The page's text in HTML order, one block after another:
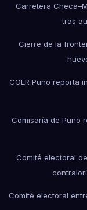
Carretera
tras
Cierre de la
COER Puno reporta
Comisaría de Puno
Comité electoral
Comité electoral